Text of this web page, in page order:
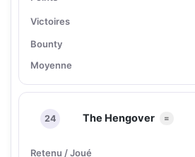
24 The Hengover =